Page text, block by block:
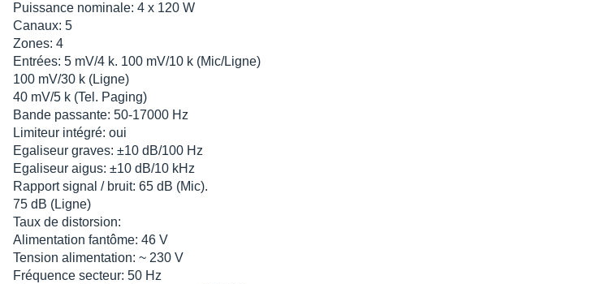
Puissance nominale: 4 x 120 W
Canaux: 5
Zones: 4
Entrées: 5 mV/4 k. 100 mV/10 k (Mic/Ligne)
100 mV/30 k (Ligne)
40 mV/5 k (Tel. Paging)
Bande passante: 50-17000 Hz
Limiteur intégré: oui
Egaliseur graves: ±10 dB/100 Hz
Egaliseur aigus: ±10 dB/10 kHz
Rapport signal / bruit: 65 dB (Mic).
75 dB (Ligne)
Taux de distorsion:
Alimentation fantôme: 46 V
Tension alimentation: ~ 230 V
Fréquence secteur: 50 Hz